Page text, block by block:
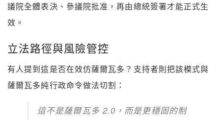
議院全體表決、參議院批准，再由總統簽署才能正式生
效。
立法路徑與風險管控
有人提到這是否在效仿薩爾瓦多？支持者則把該模式與
薩爾瓦多純行政命令做法切割：
這不是薩爾瓦多 2.0，而是更穩固的制